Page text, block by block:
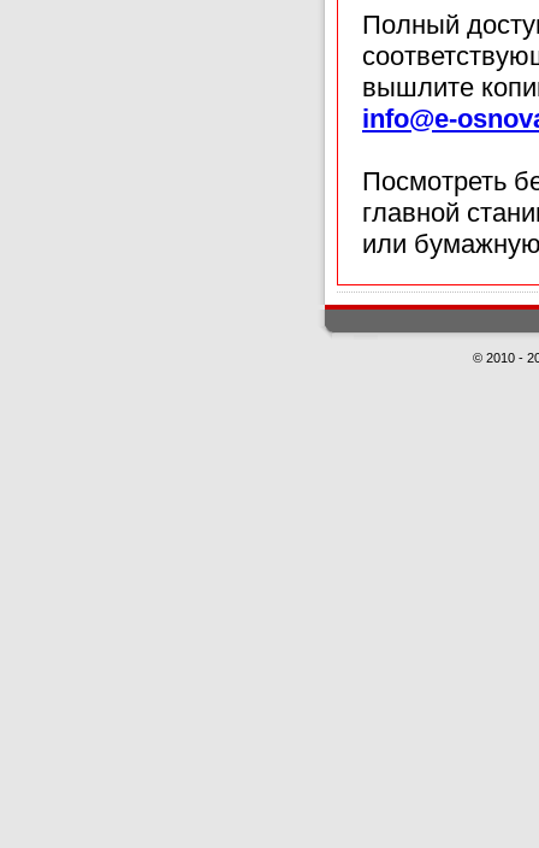
Полный
вышлите
info@e-
Посмотреть
главной
или
© 2010 -